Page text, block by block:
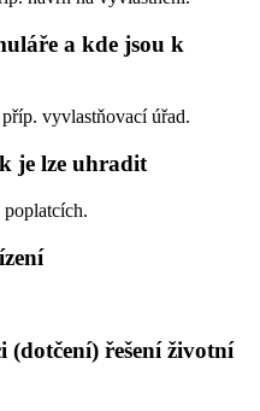
a kde jsou k
vyvlastňovací úřad.
je lze uhradit
(dotčení) řešení životní